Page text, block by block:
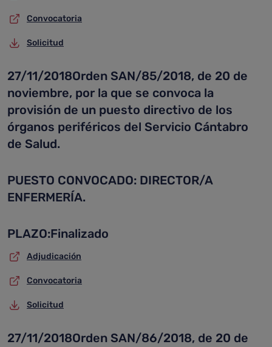
Convocatoria
Solicitud
27/11/2018Orden SAN/85/2018, de 20 de
noviembre, por la que se convoca la
provisión de un puesto directivo de los
órganos periféricos del Servicio Cántabro
de Salud.
PUESTO CONVOCADO: DIRECTOR/A
ENFERMERÍA.
PLAZO:Finalizado
Adjudicación
Convocatoria
Solicitud
27/11/2018Orden SAN/86/2018, de 20 de